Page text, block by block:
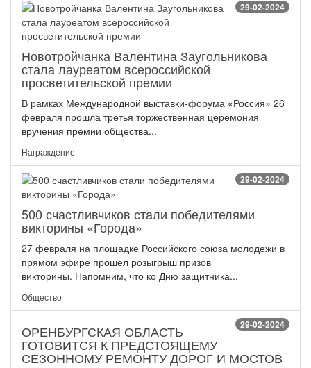
29-02-2024
Новотройчанка Валентина Заугольникова
стала лауреатом всероссийской
просветительской премии
В рамках Международной выставки-форума «Россия» 26
февраля прошла третья торжественная церемония
вручения премии общества...
Награждение
29-02-2024
500 счастливчиков стали победителями
викторины «Города»
27 февраля на площадке Российского союза молодежи в
прямом эфире прошел розыгрыш призов
викторины. Напомним, что ко Дню защитника...
Общество
29-02-2024
ОРЕНБУРГСКАЯ ОБЛАСТЬ
ГОТОВИТСЯ К ПРЕДСТОЯЩЕМУ
СЕЗОННОМУ РЕМОНТУ ДОРОГ И МОСТОВ